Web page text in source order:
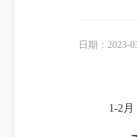
日期：2023-
1-2